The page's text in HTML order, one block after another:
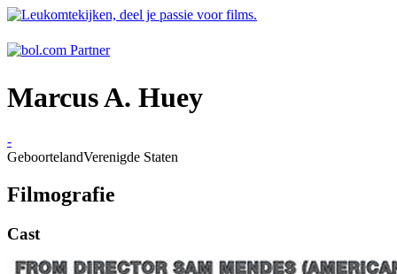
Marcus A. Huey
-
GeboortelandVerenigde Staten
Filmografie
Cast